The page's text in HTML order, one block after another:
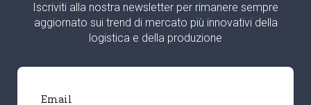
Iscriviti alla nostra newsletter per rimanere sempre
aggiornato sui trend di mercato più innovativi della
logistica e della produzione